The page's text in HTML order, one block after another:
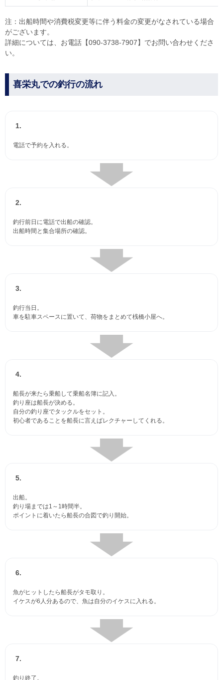
注：出船時間や消費税変更等に伴う料金の変更がなされている場合
がございます。
詳細については、お電話【090-3738-7907】でお問い合わせくださ
い。
喜栄丸での釣行の流れ
1.
電話で予約を入れる。
2.
釣行前日に電話で出船の確認。
出船時間と集合場所の確認。
3.
釣行当日。
車を駐車スペースに置いて、荷物をまとめて桟橋小屋へ。
4.
船長が来たら乗船して乗船名簿に記入。
釣り座は船長が決める。
自分の釣り座でタックルをセット。
初心者であることを船長に言えばレクチャーしてくれる。
5.
出船。
釣り場までは1～1時間半。
ポイントに着いたら船長の合図で釣り開始。
6.
魚がヒットしたら船長がタモ取り。
イケスが6人分あるので、魚は自分のイケスに入れる。
7.
釣り終了。